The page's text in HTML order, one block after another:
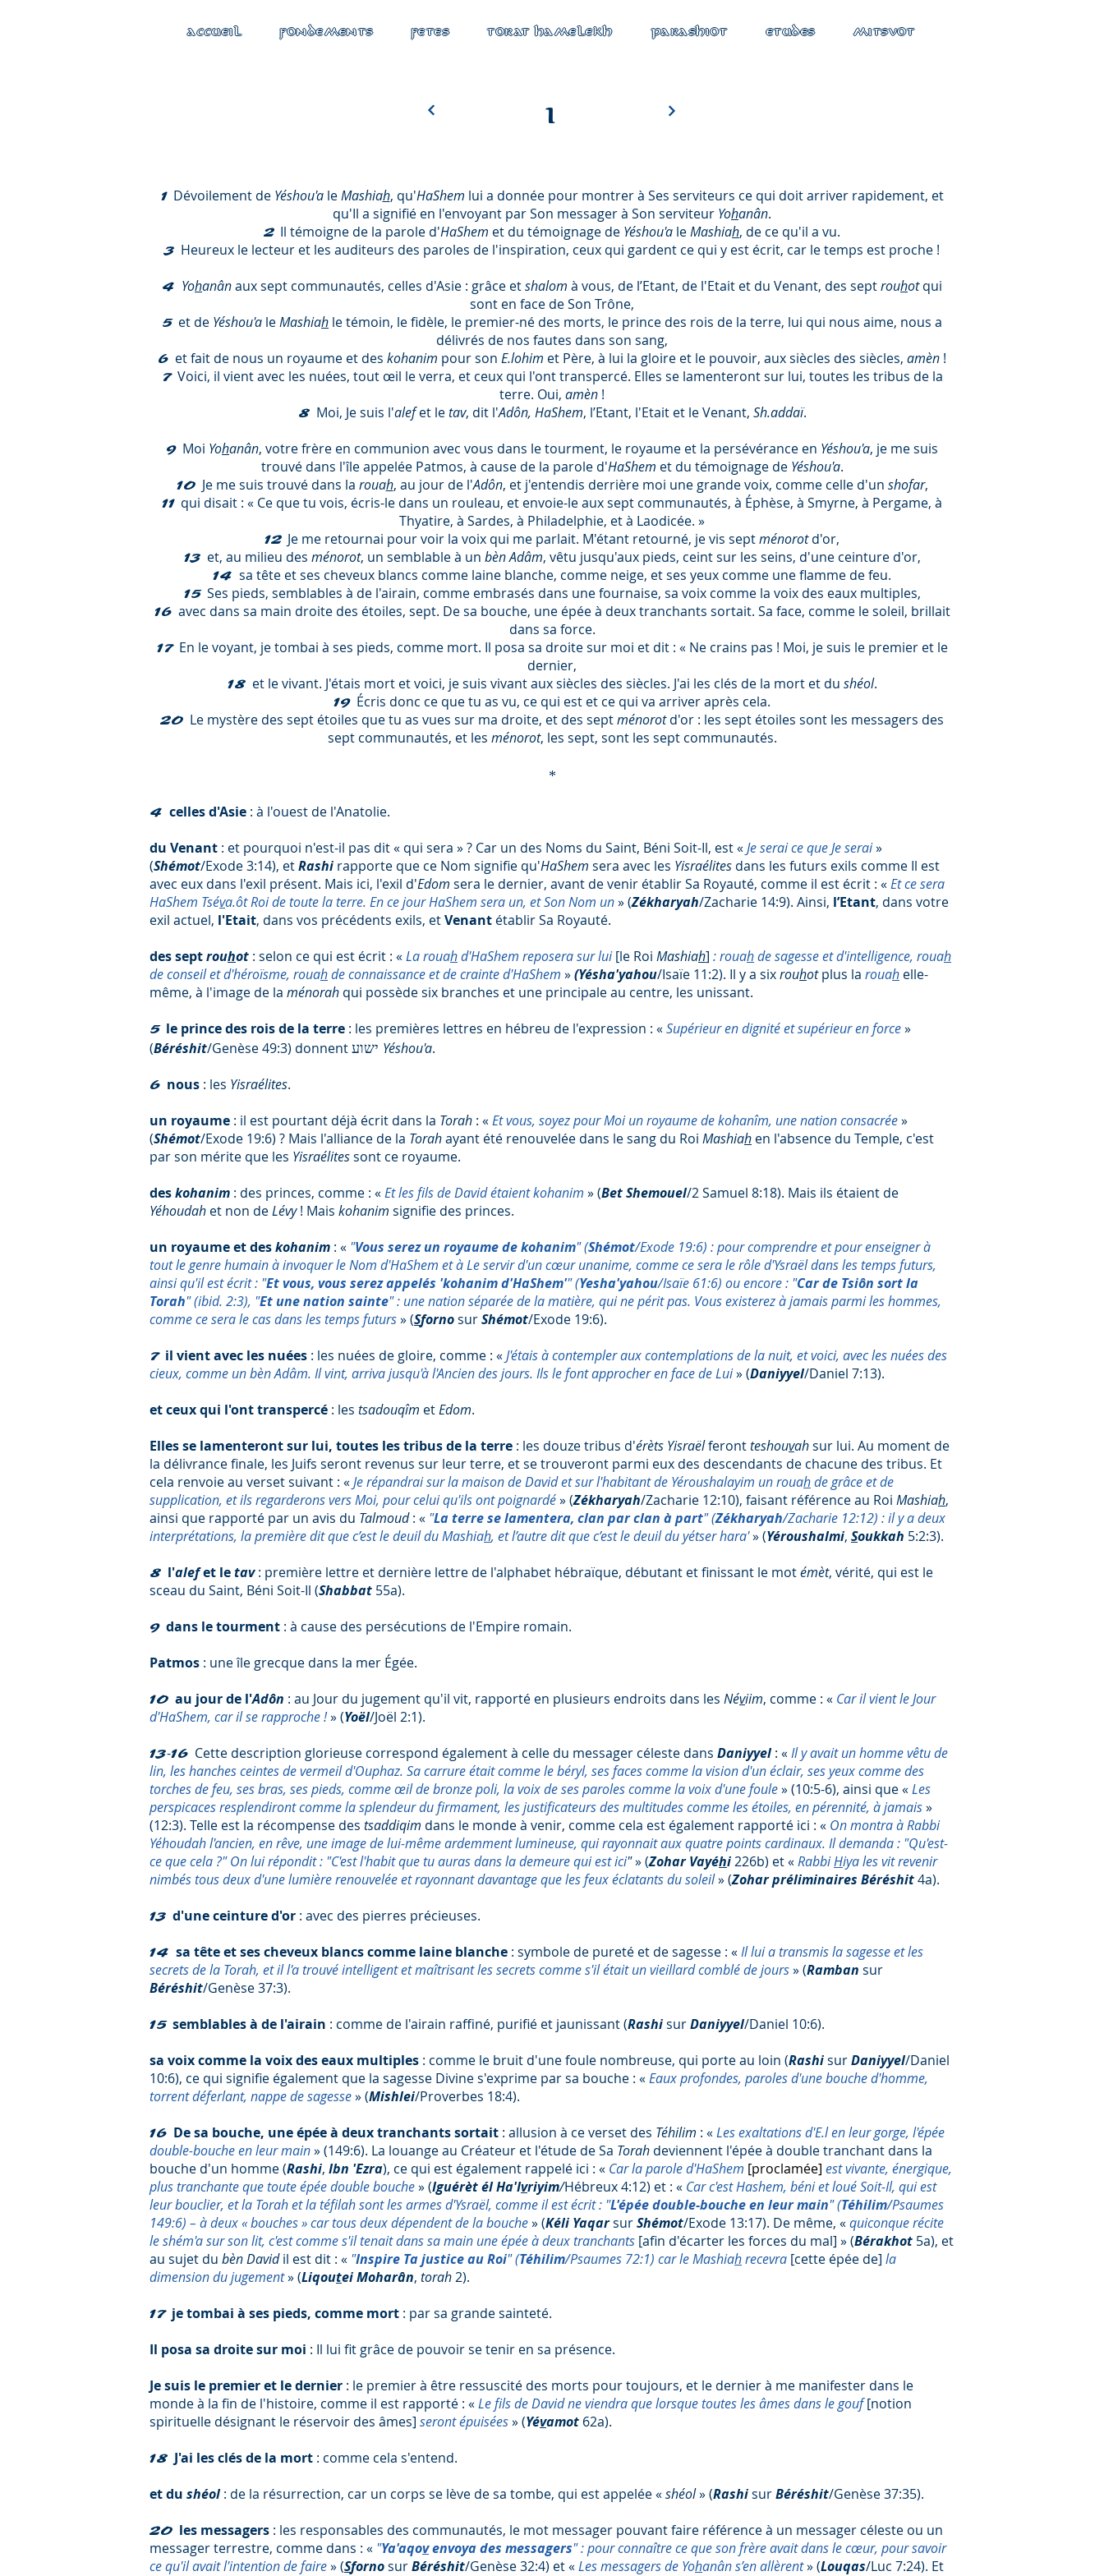
ACCUEIL FONDEMENTS FETES TORAT HAMELEKH PARASHIOT ETUDES MITSVOT
1 Dévoilement deYéshou'aleMashiah, qu'HaShem lui a donnée pour montrer à Ses serviteurs ce qui doit arriver rapidement, et
qu'Il a signifié en l'envoyant par Son messager à Son serviteur Yohanân.
2 Il témoigne de la parole d'HaShem et du témoignage de Yéshou'a leMashiah, de ce qu'il a vu.
3 Heureux le lecteur et les auditeurs des paroles de l'inspiration, ceux qui gardent ce qui y est écrit, car le temps est proche !
4 Yohanânaux sept communautés, celles d'Asie : grâce etshalom à vous, de l’Etant, de l'Etait et du Venant, des septrouhotqui
sont en face de Son Trône,
5 et de Yéshou'a leMashiah le témoin, le fidèle, le premier-né des morts, le prince des rois de la terre, lui qui nous aime, nous a
délivrés de nos fautes dans son sang,
6 et fait de nous un royaume et des kohanim pour son E.lohim et Père, à lui la gloire et le pouvoir, aux siècles des siècles, amèn !
7 Voici, il vient avec les nuées, tout œil le verra, et ceux qui l'ont transpercé. Elles se lamenteront sur lui, toutes les tribus de la
terre. Oui, amèn !
8 Moi, Je suis l'alefet letav, dit l'Adôn, HaShem, l’Etant, l'Etait et le Venant, Sh.addaï.
9 Moi Yohanân, votre frère en communion avec vous dans le tourment, le royaume et la persévérance en Yéshou'a, je me suis
trouvé dans l'île appelée Patmos, à cause de la parole d'HaShem et du témoignage de Yéshou'a.
10 Je me suis trouvé dans la rouah, au jour de l'Adôn, et j'entendis derrière moi une grande voix, comme celle d'un shofar,
11 qui disait : « Ce que tu vois, écris-le dans un rouleau, et envoie-le aux sept communautés, à Éphèse, à Smyrne, à Pergame, à
Thyatire, à Sardes, à Philadelphie, et à Laodicée. »
12 Je me retournai pour voir la voix qui me parlait. M'étant retourné, je vis septménorotd'or,
13 et, au milieu des ménorot, un semblable à un bèn Adâm, vêtu jusqu'aux pieds, ceint sur les seins, d'une ceinture d'or,
14 sa tête et ses cheveux blancs comme laine blanche, comme neige, et ses yeux comme une flamme de feu.
15 Ses pieds, semblables à de l'airain, comme embrasés dans une fournaise, sa voix comme la voix des eaux multiples,
16 avec dans sa main droite des étoiles, sept. De sa bouche, une épée à deux tranchants sortait. Sa face, comme le soleil, brillait
dans sa force.
17 En le voyant, je tombai à ses pieds, comme mort. Il posa sa droite sur moi et dit : « Ne crains pas ! Moi, je suis le premier et le
dernier,
18 et le vivant. J'étais mort et voici, je suis vivant aux siècles des siècles. J'ai les clés de la mort et du shéol.
19 Écris donc ce que tu as vu, ce qui est et ce qui va arriver après cela.
20 Le mystère des sept étoiles que tu as vues sur ma droite, et des septménorotd'or : les sept étoiles sont les messagers des
sept communautés, et les ménorot, les sept, sont les sept communautés.
*
4 celles d'Asie : à l'ouest de l'Anatolie.
du Venant : et pourquoi n'est-il pas dit « qui sera » ? Car un des Noms du Saint, Béni Soit-Il, est «Je serai ce que Je serai»
(Shémot/Exode 3:14), etRashi rapporte que ce Nom signifie qu'HaShem sera avec les Yisraélites dans les futurs exils comme Il est
avec eux dans l'exil présent. Mais ici, l'exil d'Edom sera le dernier, avant de venir établir Sa Royauté, comme il est écrit : «Et ce sera
HaShem Tséva.ôt Roi de toute la terre. En ce jour HaShem sera un, et Son Nom un» (Zékharyah/Zacharie 14:9). Ainsi, l’Etant, dans votre
exil actuel, l'Etait, dans vos précédents exils, etVenant établir Sa Royauté.
des septrouhot : selon ce qui est écrit : «La rouahd'HaShem reposera sur lui[le Roi Mashiah] : rouahde sagesse et d'intelligence, rouah
de conseil et d'héroïsme, rouahde connaissance et de crainte d'HaShem »(Yésha'yahou/Isaïe 11:2). Il y a sixrouhotplus la rouah elle-
même, à l'image de la ménorah qui possède six branches et une principale au centre, les unissant.
5 le prince des rois de la terre : les premières lettres en hébreu de l'expression : «Supérieur en dignité et supérieur en force»
(Béréshit/Genèse 49:3) donnent Yéshou'a.
6 nous : les Yisraélites.
un royaume : il est pourtant déjà écrit dans la Torah : «Et vous, soyez pour Moi un royaume de kohanîm, une nation consacrée»
(Shémot/Exode 19:6) ? Mais l'alliance de la Torahayant été renouvelée dans le sang du Roi Mashiah en l'absence du Temple, c'est
par son mérite que les Yisraélitessont ce royaume.
deskohanim : des princes, comme : «Et les fils de David étaient kohanim » (Bet Shemouel/2 Samuel 8:18). Mais ils étaient de
Yéhoudah et non deLévy! Mais kohanim signifie des princes.
un royaume et deskohanim : « "Vous serez un royaume de kohanim" (Shémot/Exode 19:6) : pour comprendre et pour enseigner à
tout le genre humain à invoquer le Nom d'HaShem et à Le servir d'un cœur unanime, comme ce sera le rôle d'Ysraël dans les temps futurs,
ainsi qu'il est écrit : "Et vous, vous serez appelés 'kohanim d'HaShem'" (Yesha'yahou/Isaïe 61:6) ou encore : "Car de Tsiôn sort la
Torah" (ibid. 2:3), "Et une nation sainte" : une nation séparée de la matière, qui ne périt pas. Vous existerez à jamais parmi les hommes,
comme ce sera le cas dans les temps futurs» (SfornosurShémot/Exode 19:6).
7 il vient avec les nuées : les nuées de gloire, comme : «J'étais à contempler aux contemplations de la nuit, et voici, avec les nuées des
cieux, comme un bèn Adâm. Il vint, arriva jusqu'à l'Ancien des jours. Ils le font approcher en face de Lui» (Daniyyel/Daniel 7:13).
et ceux qui l'ont transpercé : les tsadouqîm etEdom.
Elles se lamenteront sur lui, toutes les tribus de la terre : les douze tribus d'érèts Yisraëlferontteshouvahsur lui. Au moment de
la délivrance finale, les Juifs seront revenus sur leur terre, et se trouveront parmi eux des descendants de chacune des tribus. Et
cela renvoie au verset suivant : «Je répandrai sur la maison de David et sur l'habitant de Yéroushalayim un rouahde grâce et de
supplication, et ils regarderons vers Moi, pour celui qu'ils ont poignardé» (Zékharyah/Zacharie 12:10), faisant référence au Roi Mashiah,
ainsi que rapporté par un avis du Talmoud: « "La terre se lamentera, clan par clan à part" (Zékharyah/Zacharie 12:12) : il y a deux
interprétations, la première dit que c’est le deuil du Mashiah, et l’autre dit que c’est le deuil du yétser hara'»(Yéroushalmi, Soukkah 5:2:3).
8 l'alefet letav : première lettre et dernière lettre de l'alphabet hébraïque, débutant et finissant le motémèt, vérité, qui est le
sceau du Saint, Béni Soit-Il (Shabbat 55a).
9 dans le tourment : à cause des persécutions de l'Empire romain.
Patmos : une île grecque dans la mer Égée.
10 au jour de l'Adôn : au Jour du jugement qu'il vit, rapporté en plusieurs endroits dans les Néviim, comme : « Car il vient le Jour
d'HaShem, car il se rapproche !» (Yoël/Joël 2:1).
13-16 Cette description glorieuse correspond également à celle du messager céleste dans Daniyyel: «Il y avait un homme vêtu de
lin, les hanches ceintes de vermeil d'Ouphaz. Sa carrure était comme le béryl, ses faces comme la vision d'un éclair, ses yeux comme des
torches de feu, ses bras, ses pieds, comme œil de bronze poli, la voix de ses paroles comme la voix d'une foule» (10:5-6), ainsi que «Les
perspicaces resplendiront comme la splendeur du firmament, les justificateurs des multitudes comme les étoiles, en pérennité, à jamais»
(12:3). Telle est la récompense des tsaddiqim dans le monde à venir, comme cela est également rapporté ici : « On montra à Rabbi
Yéhoudah l'ancien, en rêve, une image de lui-même ardemment lumineuse, qui rayonnait aux quatre points cardinaux. Il demanda : "Qu'est-
ce que cela ?" On lui répondit : "C'est l'habit que tu auras dans la demeure qui est ici"» (Zohar Vayéhi226b) et «RabbiHiya les vit revenir
nimbés tous deux d'une lumière renouvelée et rayonnant davantage que les feux éclatants du soleil» (Zohar préliminaires Béréshit4a).
13 d'une ceinture d'or : avec des pierres précieuses.
14 sa tête et ses cheveux blancs comme laine blanche : symbole de pureté et de sagesse : «Il lui a transmis la sagesse et les
secrets de la Torah, et il l'a trouvé intelligent et maîtrisant les secrets comme s'il était un vieillard comblé de jours» (Ramban sur
Béréshit/Genèse 37:3).
15 semblables à de l'airain : comme de l'airain raffiné, purifié et jaunissant (RashisurDaniyyel/Daniel 10:6).
sa voix comme la voix des eaux multiples : comme le bruit d'une foule nombreuse, qui porte au loin (RashisurDaniyyel/Daniel
10:6), ce qui signifie également que la sagesse Divine s'exprime par sa bouche : «Eaux profondes, paroles d'une bouche d'homme,
torrent déferlant, nappe de sagesse» (Mishlei/Proverbes 18:4).
16 De sa bouche, une épée à deux tranchants sortait : allusion à ce verset des Téhilim : «Les exaltations d'E.l en leur gorge, l'épée
double-bouche en leur main» (149:6). La louange au Créateur et l'étude de Sa Torah deviennent l'épée à double tranchant dans la
bouche d'un homme (Rashi, Ibn 'Ezra), ce qui est également rappelé ici : « Car la parole d'HaShem [proclamée] est vivante, énergique,
plus tranchante que toute épée double bouche» (Iguérèt él Ha'Ivriyim/Hébreux 4:12) et : « Car c'est Hashem, béni et loué Soit-Il, qui est
leur bouclier, et la Torah et la téfilah sont les armes d'Ysraël, comme il est écrit : "L'épée double-bouche en leur main" (Téhilim/Psaumes
149:6) – à deux « bouches » car tous deux dépendent de la bouche» (Kéli YaqarsurShémot/Exode 13:17). De même, «quiconque récite
le shém'a sur son lit, c'est comme s'il tenait dans sa main une épée à deux tranchants [afin d'écarter les forces du mal] » (Bérakhot 5a), et
au sujet du bèn Davidil est dit : « "Inspire Ta justice au Roi" (Téhilim/Psaumes 72:1) car le Mashiahrecevra [cette épée de] la
dimension du jugement» (Liqoutei Moharân, torah2).
17 je tombai à ses pieds, comme mort : par sa grande sainteté.
Il posa sa droite sur moi : Il lui fit grâce de pouvoir se tenir en sa présence.
Je suis le premier et le dernier : le premier à être ressuscité des morts pour toujours, et le dernier à me manifester dans le
monde à la fin de l'histoire, comme il est rapporté : «Le fils de Davidne viendra que lorsque toutes les âmes dans le gouf[notion
spirituelle désignant le réservoir des âmes] seront épuisées» (Yévamot 62a).
18J'ai les clés de la mort : comme cela s'entend.
et du shéol: de la résurrection, car un corps se lève de sa tombe, qui est appelée «shéol» (RashisurBéréshit/Genèse 37:35).
20 les messagers : les responsables des communautés, le mot messager pouvant faire référence à un messager céleste ou un
messager terrestre, comme dans : « "Ya'aqovenvoya des messagers" : pour connaître ce que son frère avait dans le cœur, pour savoir
ce qu'il avait l'intention de faire» (SfornosurBéréshit/Genèse 32:4) et «Les messagers de Yohanân s’en allèrent» (Louqas/Luc 7:24). Et
1